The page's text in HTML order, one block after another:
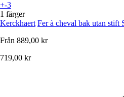
+-3
1 färger
Kerckhaert Fer à cheval bak utan stift
Från 889,00 kr
719,00 kr